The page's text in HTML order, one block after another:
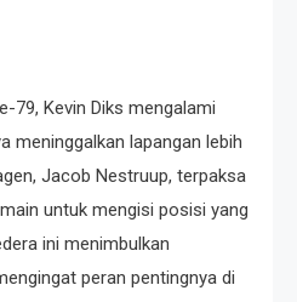
79, Kevin Diks mengalami
meninggalkan lapangan lebih
Jacob Nestruup, terpaksa
untuk mengisi posisi yang
ini menimbulkan
peran pentingnya di